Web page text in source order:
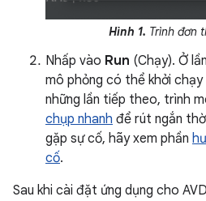
Hình 1. Trình đơn
Nhấp vào Run (Chạy). Ở
mô phỏng có thể khởi
những lần tiếp theo, trình
chụp nhanh để rút ngắn
gặp sự cố, hãy xem phần
cố.
Sau khi cài đặt ứng dụng cho